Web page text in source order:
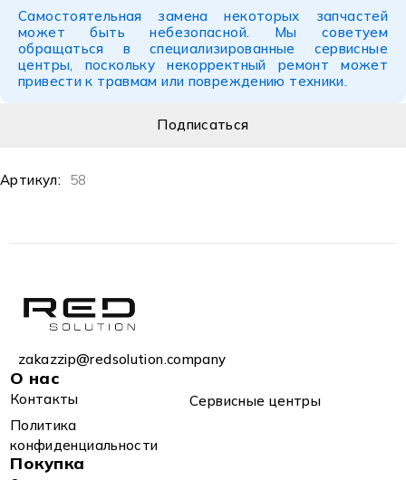
Самостоятельная замена некоторых запчастей
может быть небезопасной. Мы советуем
обращаться в специализированные сервисные
центры, поскольку некорректный ремонт может
привести к травмам или повреждению техники.
Артикул: 58
zakazzip@redsolution.company
О нас
Контакты
Сервисные центры
Политика
конфиденциальности
Покупка